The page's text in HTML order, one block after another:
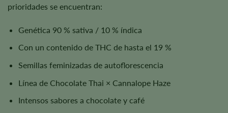
prioridades se encuentran:
Genética 90 % sativa / 10 % índica
Con un contenido de THC de hasta el 19 %
Semillas feminizadas de autoflorescencia
Línea de Chocolate Thai × Cannalope Haze
Intensos sabores a chocolate y café